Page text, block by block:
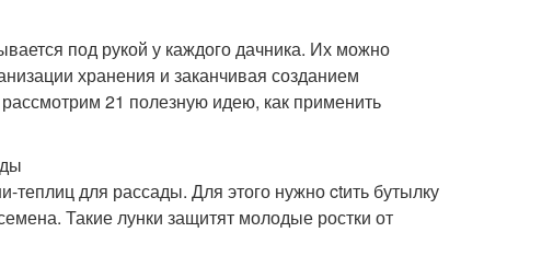
под рукой у каждого дачника. Их можно
хранения и заканчивая созданием
21 полезную идею, как применить
теплиц для рассады. Для этого нужно ctить бутылку
Такие лунки защитят молодые ростки от